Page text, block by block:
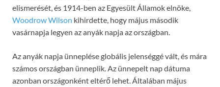
elismerését, és 1914-ben az Egyesült Államok elnöke,
Woodrow Wilson kihirdette, hogy május második
vasárnapja legyen az anyák napja az országban.
Az anyák napja ünneplése globális jelenséggé vált, és mára
számos országban ünneplik. Az ünnepelt nap dátuma
azonban országonként eltérő lehet. Általában május